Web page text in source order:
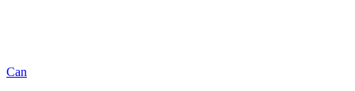
Can